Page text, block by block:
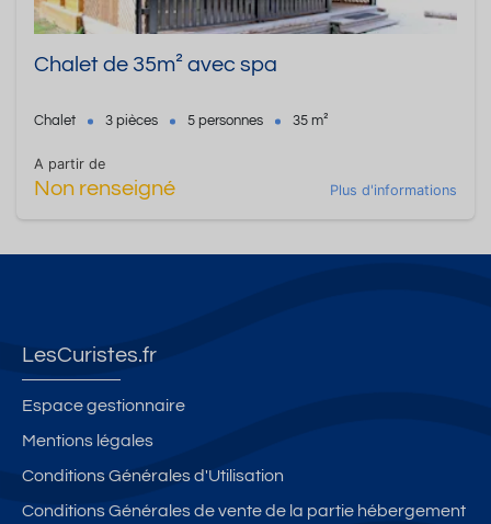
Chalet de 35m² avec spa
Chalet 3 pièces 5 personnes 35 m²
A partir de
Non renseigné Plus d'informations
LesCuristes.fr
Espace gestionnaire
Mentions légales
Conditions Générales d'Utilisation
Conditions Générales de vente de la partie hébergement